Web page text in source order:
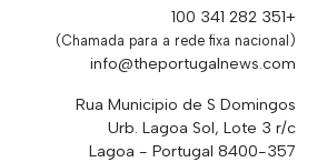
+351 282 341 100
(Chamada para a rede fixa nacional)
info@theportugalnews.com
Rua Municipio de S Domingos
Urb. Lagoa Sol, Lote 3 r/c
8400-357 Lagoa - Portugal